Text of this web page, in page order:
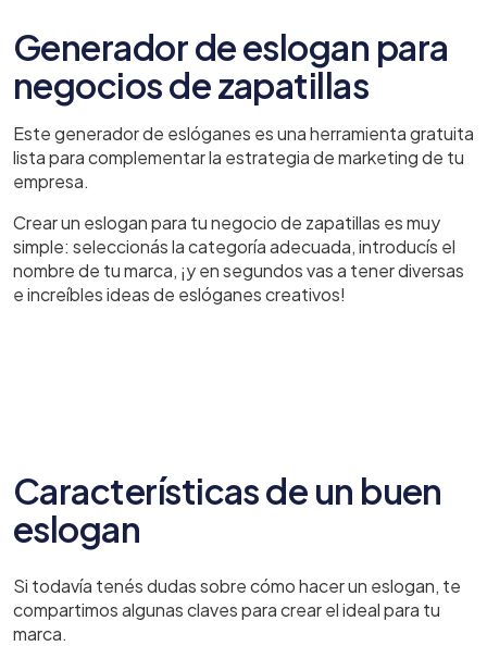
Generador de eslogan para
negocios de zapatillas
Este generador de eslóganes es una herramienta gratuita
lista para complementar la estrategia de marketing de tu
empresa.
Crear un eslogan para tu negocio de zapatillas es muy
simple: seleccionás la categoría adecuada, introducís el
nombre de tu marca, ¡y en segundos vas a tener diversas
e increíbles ideas de eslóganes creativos!
Características de un buen
eslogan
Si todavía tenés dudas sobre cómo hacer un eslogan, te
compartimos algunas claves para crear el ideal para tu
marca.